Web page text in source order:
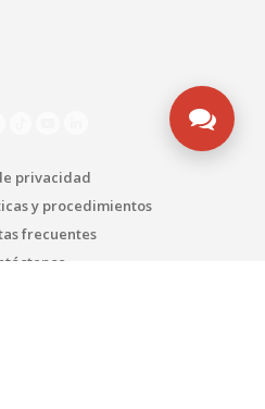
privacidad
y procedimientos
frecuentes